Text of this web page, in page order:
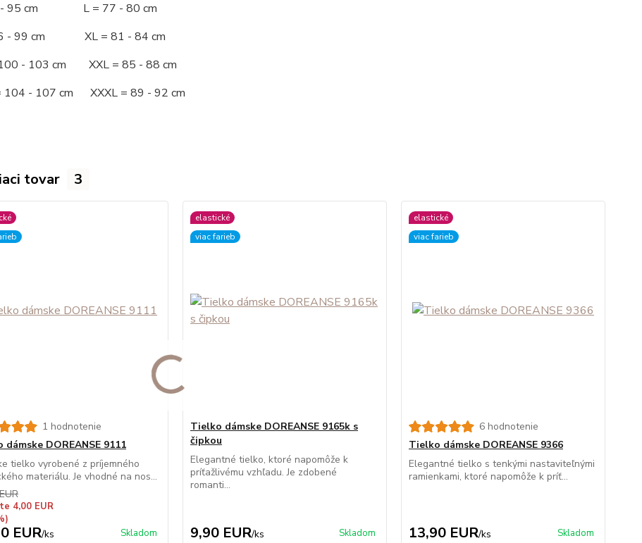
- 95 cm L = 77 - 80 cm
- 99 cm XL = 81 - 84 cm
- 103 cm XXL = 85 - 88 cm
104 - 107 cm XXXL = 89 - 92 cm
tovar 3
1 hodnotenie
dámske DOREANSE 9111
tielko vyrobené z príjemného
materiálu. Je vhodné na nos...
4,00 EUR
EUR/ks Skladom
elastické
viac farieb
Tielko dámske DOREANSE 9165k s
čipkou
Elegantné tielko, ktoré napomôže k
príťažlivému vzhľadu. Je zdobené
romanti...
9,90 EUR/ks Skladom
elastické
viac farieb
6 hodnotenie
Tielko dámske DOREANSE 9366
Elegantné tielko s tenkými nastaviteľnými
ramienkami, ktoré napomôže k príť...
13,90 EUR/ks Skladom